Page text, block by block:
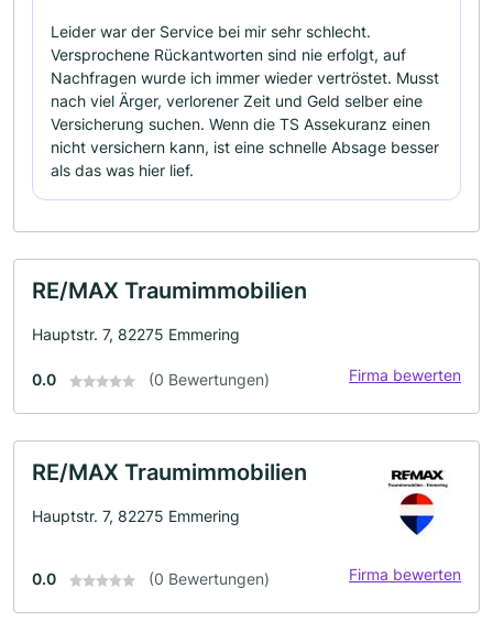
Leider war der Service bei mir sehr schlecht.
Versprochene Rückantworten sind nie erfolgt, auf
Nachfragen wurde ich immer wieder vertröstet. Musst
nach viel Ärger, verlorener Zeit und Geld selber eine
Versicherung suchen. Wenn die TS Assekuranz einen
nicht versichern kann, ist eine schnelle Absage besser
als das was hier lief.
RE/MAX Traumimmobilien
Hauptstr. 7, 82275 Emmering
0.0 (0 Bewertungen) Firma bewerten
RE/MAX Traumimmobilien
Hauptstr. 7, 82275 Emmering
0.0 (0 Bewertungen) Firma bewerten